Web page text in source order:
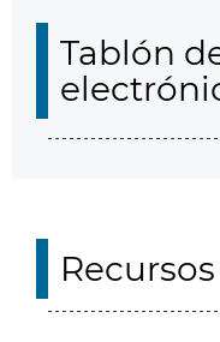
Tablón